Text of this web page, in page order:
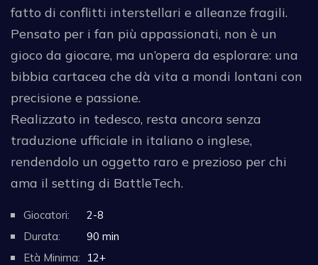
fatto di conflitti interstellari e alleanze fragili.
Pensato per i fan più appassionati, non è un
gioco da giocare, ma un’opera da esplorare: una
bibbia cartacea che dà vita a mondi lontani con
precisione e passione.
Realizzato in tedesco, resta ancora senza
traduzione ufficiale in italiano o inglese,
rendendolo un oggetto raro e prezioso per chi
ama il setting di BattleTech.
Giocatori:
2-8
Durata:
90 min
Età Minima:
12+